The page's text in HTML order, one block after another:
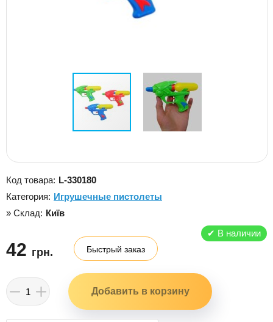
Код товара: L-330180
Категория: Игрушечные пистолеты
» Склад: Київ
✔ В наличии
42 грн. Быстрый заказ